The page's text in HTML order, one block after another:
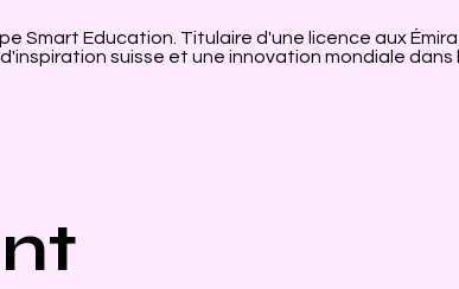
Smart Education. Titulaire d'une licence aux
suisse et une innovation mondiale